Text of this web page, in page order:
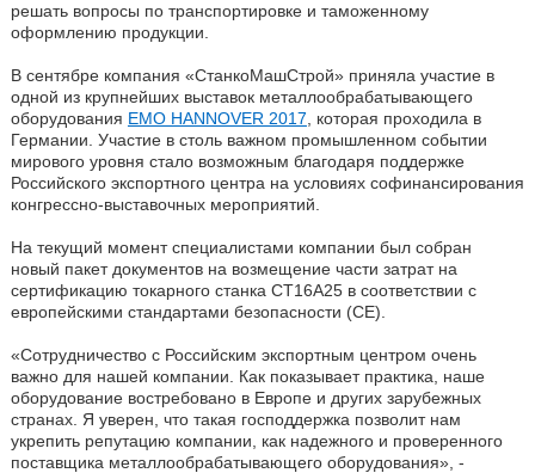
решать вопросы по транспортировке и таможенному
оформлению продукции.
В сентябре компания «СтанкоМашСтрой» приняла участие в
одной из крупнейших выставок металлообрабатывающего
оборудования EMO HANNOVER 2017 , которая проходила в
Германии. Участие в столь важном промышленном событии
мирового уровня стало возможным благодаря поддержке
Российского экспортного центра на условиях софинансирования
конгрессно-выставочных мероприятий.
На текущий момент специалистами компании был собран
новый пакет документов на возмещение части затрат на
сертификацию токарного станка СТ16А25 в соответствии с
европейскими стандартами безопасности (СЕ).
«Сотрудничество с Российским экспортным центром очень
важно для нашей компании. Как показывает практика, наше
оборудование востребовано в Европе и других зарубежных
странах. Я уверен, что такая господдержка позволит нам
укрепить репутацию компании, как надежного и проверенного
поставщика металлообрабатывающего оборудования», -